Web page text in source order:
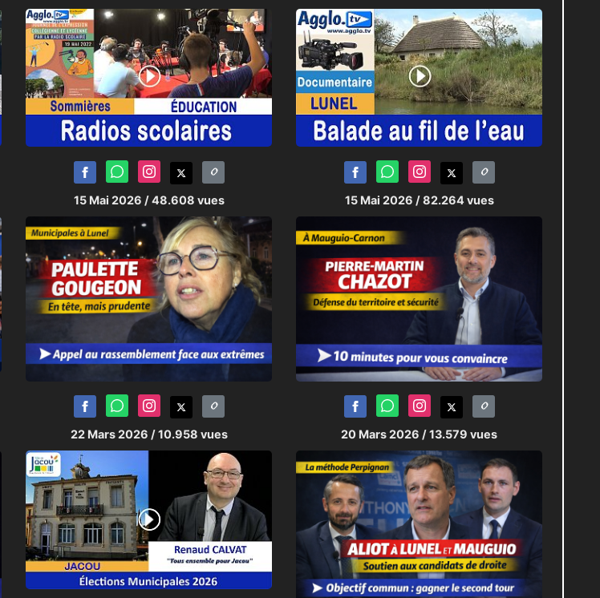
15 Mai 2026 / 48.608 vues 15 Mai 2026 / 82.264 vues
22 Mars 2026 / 10.958 vues 20 Mars 2026 / 13.579 vues